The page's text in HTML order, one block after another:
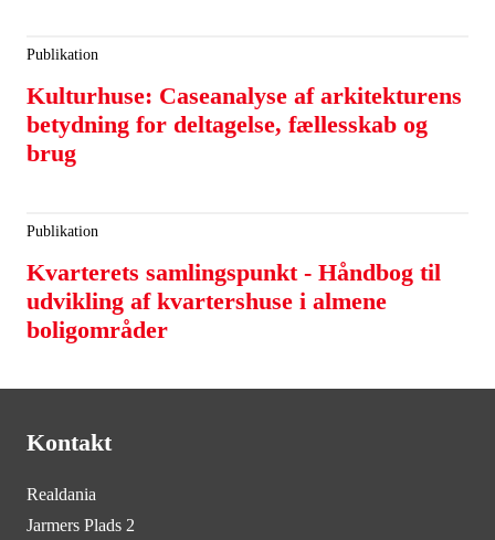
Publikation
Kulturhuse: Caseanalyse af arkitekturens
betydning for deltagelse, fællesskab og
brug
Publikation
Kvarterets samlingspunkt - Håndbog til
udvikling af kvartershuse i almene
boligområder
Kontakt
Realdania
Jarmers Plads 2